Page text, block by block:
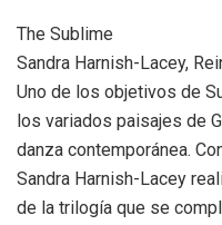
The Sublime
Sandra Harnish-Lacey,
Uno de los objetivos de
los variados paisajes de
danza contemporánea.
Sandra Harnish-Lacey
de la trilogía que se